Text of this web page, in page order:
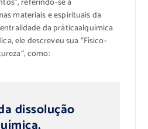
, referindo-sea
materiaise espirituais da
dapráticaalquímica
, ele descreveusua “Físico-
“, como:
dissolução